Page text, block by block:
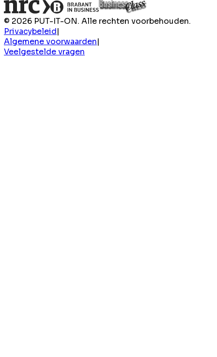
© 2026 PUT-IT-ON. Alle rechten voorbehouden.
Privacybeleid|
Algemene voorwaarden|
Veelgestelde vragen